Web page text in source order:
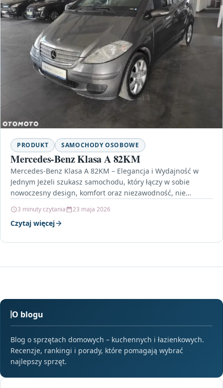
PRODUKT SAMOCHODY OSOBOWE
Mercedes-Benz Klasa A 82KM
Mercedes-Benz Klasa A 82KM – Elegancja i Wydajność w
Jednym Jeżeli szukasz samochodu, który łączy w sobie
nowoczesny design, komfort oraz niezawodność, nie
3 minuty czytania 23 maja 2026
Czytaj więcej
O blogu
Blog o sprzętach domowych – kuchennych i łazienkowych.
Recenzje, rankingi i porady, które pomagają wybrać
najlepszy sprzęt.